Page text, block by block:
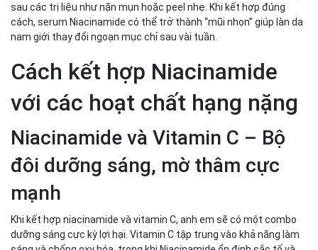
sau các trị liệu như nặn mụn hoặc peel nhẹ. Khi kết hợp đúng
cách, serum Niacinamide có thể trở thành “mũi nhọn” giúp làn da
nam giới thay đổi ngoạn mục chỉ sau vài tuần.
Cách kết hợp Niacinamide
với các hoạt chất hạng nặng
Niacinamide và Vitamin C – Bộ
đôi dưỡng sáng, mờ thâm cực
mạnh
Khi kết hợp niacinamide và vitamin C, anh em sẽ có một combo
dưỡng sáng cực kỳ lợi hại. Vitamin C tập trung vào khả năng làm